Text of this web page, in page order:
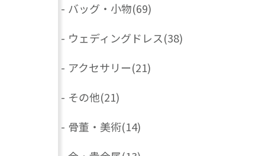
- バッグ・小物(69)
- ウェディングドレス(38)
- アクセサリー(21)
- その他(21)
- 骨董・美術(14)